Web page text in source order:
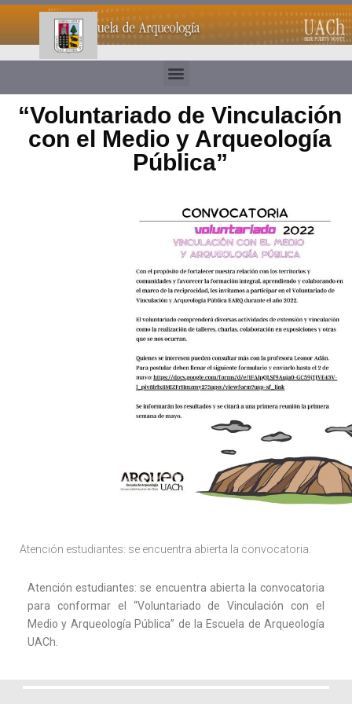
“Voluntariado de Vinculación
con el Medio y Arqueología
Pública”
Atención estudiantes: se encuentra abierta la convocatoria.
Atención estudiantes: se encuentra abierta la convocatoria
para conformar el “Voluntariado de Vinculación con el
Medio y Arqueología Pública” de la Escuela de Arqueología
UACh.